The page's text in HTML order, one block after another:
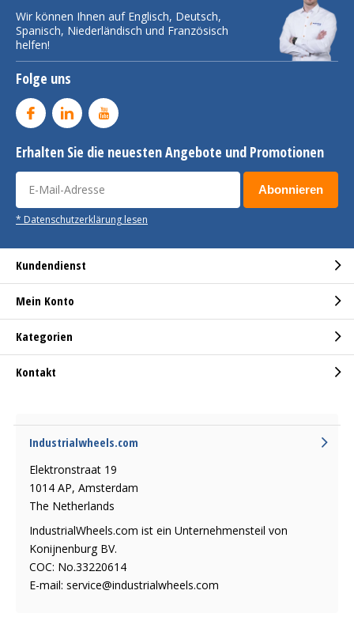
Wir können Ihnen auf Englisch, Deutsch,
Spanisch, Niederländisch und Französisch
helfen!
Folge uns
Erhalten Sie die neuesten Angebote und Promotionen
Abonnieren
* Datenschutzerklärung lesen
Kundendienst
Mein Konto
Kategorien
Kontakt
Industrialwheels.com
Elektronstraat 19
1014 AP, Amsterdam
The Netherlands
IndustrialWheels.com ist ein Unternehmensteil von
Konijnenburg BV.
COC: No.33220614
E-mail: service@industrialwheels.com